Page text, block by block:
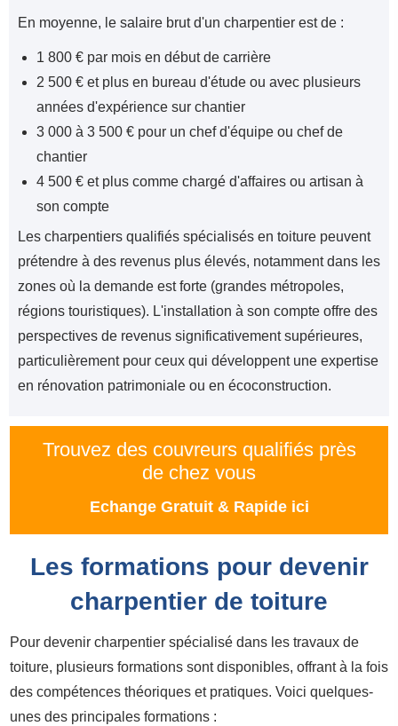
En moyenne, le salaire brut d'un charpentier est de :
1 800 € par mois en début de carrière
2 500 € et plus en bureau d'étude ou avec plusieurs
années d'expérience sur chantier
3 000 à 3 500 € pour un chef d'équipe ou chef de
chantier
4 500 € et plus comme chargé d'affaires ou artisan à
son compte
Les charpentiers qualifiés spécialisés en toiture peuvent
prétendre à des revenus plus élevés, notamment dans les
zones où la demande est forte (grandes métropoles,
régions touristiques). L'installation à son compte offre des
perspectives de revenus significativement supérieures,
particulièrement pour ceux qui développent une expertise
en rénovation patrimoniale ou en écoconstruction.
Trouvez des couvreurs qualifiés près
de chez vous
Echange Gratuit & Rapide ici
Les formations pour devenir
charpentier de toiture
Pour devenir charpentier spécialisé dans les travaux de
toiture, plusieurs formations sont disponibles, offrant à la fois
des compétences théoriques et pratiques. Voici quelques-
unes des principales formations :